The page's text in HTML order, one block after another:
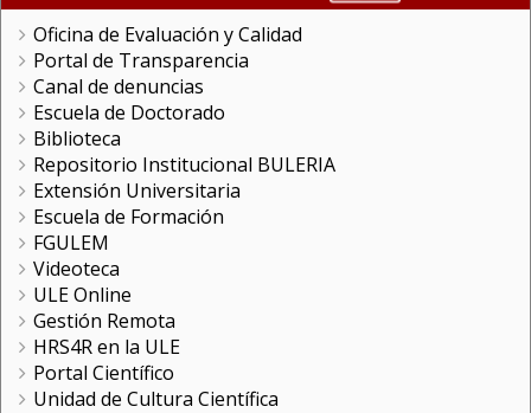
Oficina de Evaluación y Calidad
Portal de Transparencia
Canal de denuncias
Escuela de Doctorado
Biblioteca
Repositorio Institucional BULERIA
Extensión Universitaria
Escuela de Formación
FGULEM
Videoteca
ULE Online
Gestión Remota
HRS4R en la ULE
Portal Científico
Unidad de Cultura Científica